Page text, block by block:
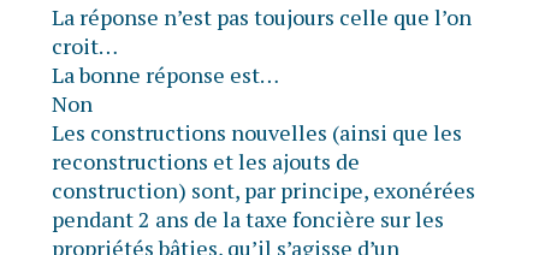
La réponse n’est pas toujours celle que l’on
croit…
La bonne réponse est…
Non
Les constructions nouvelles (ainsi que les
reconstructions et les ajouts de
construction) sont, par principe, exonérées
pendant 2 ans de la taxe foncière sur les
propriétés bâties, qu’il s’agisse d’un